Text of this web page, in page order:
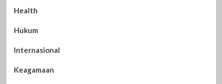
Health
Hukum
Internasional
Keagamaan